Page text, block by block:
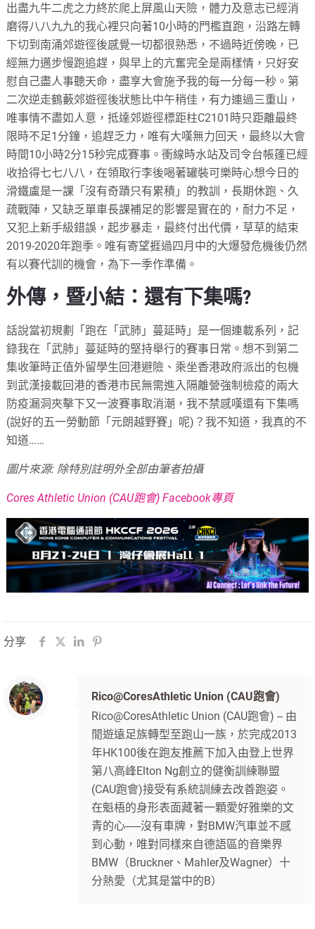
出盡九牛二虎之力終於爬上屏風山天險，體力及意志已經消
磨得八八九九的我心裡只向著10小時的門檻直跑，沿路左轉
下切到南涌郊遊徑後感覺一切都很熟悉，不過時近傍晚，已
經無力邁步慢跑追趕，與早上的亢奮完全是兩樣情，只好安
慰自己盡人事聽天命，盡享大會施予我的每一分每一秒。第
二次逆走鶴藪郊遊徑後狀態比中午稍佳，有力連過三重山，
唯事情不盡如人意，抵達郊遊徑標距柱C2101時只距離最終
限時不足1分鐘，追趕乏力，唯有大嘆無力回天，最終以大會
時間10小時2分15秒完成賽事。衝線時水站及司令台帳篷已經
收拾得七七八八，在領取行李後喝著罐裝可樂時心想今日的
滑鐵盧是一課「沒有奇蹟只有累積」的教訓，長期休跑、久
疏戰陣，又缺乏單車長課補足的影響是實在的，耐力不足，
又犯上新手級錯誤，起步暴走，最終付出代價，草草的結束
2019-2020年跑季。唯有寄望捱過四月中的大爆發危機後仍然
有以賽代訓的機會，為下一季作準備。
外傳，暨小結：還有下集嗎?
話說當初規劃「跑在「武肺」蔓延時」是一個連載系列，記
錄我在「武肺」蔓延時的堅持舉行的賽事日常。想不到第二
集收筆時正值外留學生回港避險、乘坐香港政府派出的包機
到武漢接載回港的香港市民無需進入隔離營強制檢疫的兩大
防疫漏洞夾擊下又一波賽事取消潮，我不禁感嘆還有下集嗎
(說好的五一勞動節「元朗越野賽」呢)？我不知道，我真的不
知道……
圖片來源: 除特別註明外全部由筆者拍攝
Cores Athletic Union (CAU跑會) Facebook專頁
分享
Rico@CoresAthletic Union (CAU跑會)
Rico@CoresAthletic Union (CAU跑會) -- 由
閒遊遠足族轉型至跑山一族，於完成2013
年HK100後在跑友推薦下加入由登上世界
第八高峰Elton Ng創立的健衡訓練聯盟
(CAU跑會)接受有系統訓練去改善跑姿。
在魁梧的身形表面藏著一顆愛好雅樂的文
青的心──沒有車牌，對BMW汽車並不感
到心動，唯對同樣來自德語區的音樂界
BMW（Bruckner、Mahler及Wagner）十
分熱愛（尤其是當中的B）